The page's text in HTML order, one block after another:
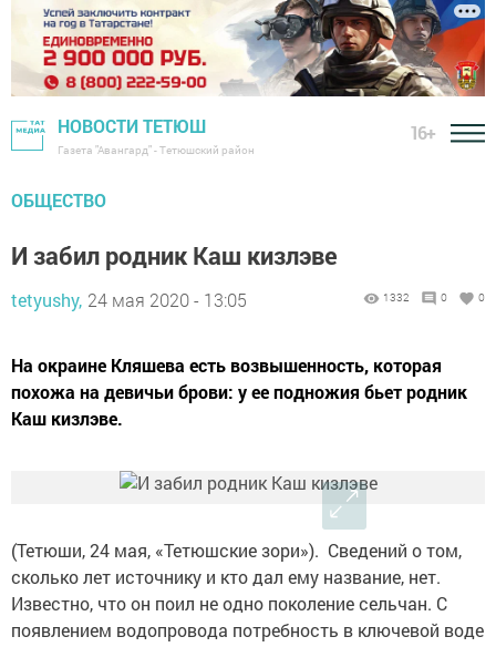
НОВОСТИ ТЕТЮШ
Газета "Авангард" - Тетюшский район
16+
ОБЩЕСТВО
И забил родник Каш кизлэве
tetyushy, 24 мая 2020 - 13:05 1332 0 0
На окраине Кляшева есть возвышенность, которая
похожа на девичьи брови: у ее подножия бьет родник
Каш кизлэве.
(Тетюши, 24 мая, «Тетюшские зори»). Сведений о том,
сколько лет источнику и кто дал ему название, нет.
Известно, что он поил не одно поколение сельчан. С
появлением водопровода потребность в ключевой воде